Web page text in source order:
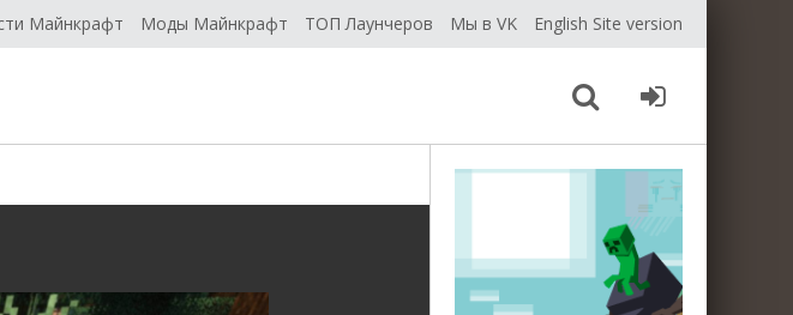
Майнкрафт Моды Майнкрафт ТОП Лаунчеров Мы в VK English Site version